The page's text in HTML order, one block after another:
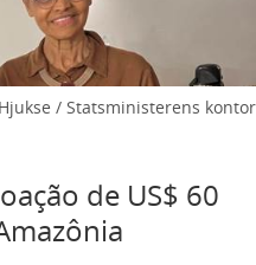
/ Statsministerens kontor
de US$ 60